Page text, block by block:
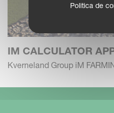
IM CALCULATOR
Kverneland Group iM
Politica de